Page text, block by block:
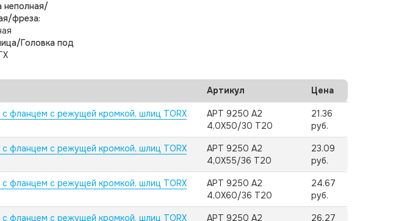
неполная/
фреза:
Головка под
Артикул Цена
с фланцем с режущей кромкой, шлиц TORX
АРТ 9250 А2
4,0X50/30 T20
21.36
руб.
с фланцем с режущей кромкой, шлиц TORX
АРТ 9250 А2
4,0X55/36 T20
23.09
руб.
с фланцем с режущей кромкой, шлиц TORX
АРТ 9250 А2
4,0X60/36 T20
24.67
руб.
с фланцем с режущей кромкой, шлиц TORX
АРТ 9250 А2
26.27